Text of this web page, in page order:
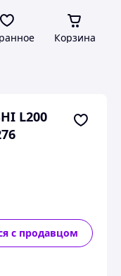
Корзина
L200
с продавцом